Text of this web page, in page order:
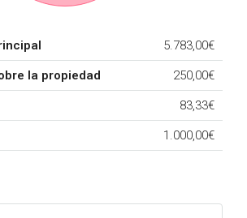
5.783,00€
la propiedad 250,00€
83,33€
1.000,00€